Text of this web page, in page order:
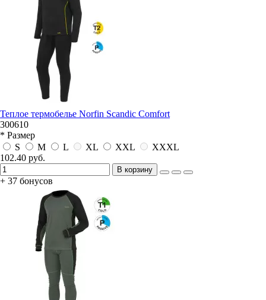
Теплое термобелье Norfin Scandic Comfort
300610
* Размер
S
M L XL XXL
XXXL
102.40 руб.
В корзину
+ 37 бонусов